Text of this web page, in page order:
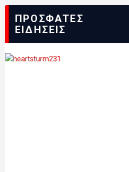
ΠΡΟΣΦΑΤΕΣ
ΕΙΔΗΣΕΙΣ